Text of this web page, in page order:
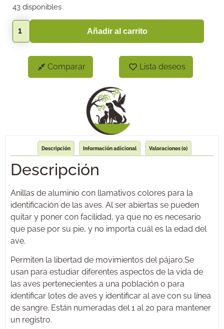
43 disponibles
Añadir al carrito
Comparar Lista deseos
Descripción Información adicional Valoraciones (0)
Descripción
Anillas de aluminio con llamativos colores para la
identificación de las aves. Al ser abiertas se pueden
quitar y poner con facilidad, ya que no es necesario
que pase por su pie, y no importa cuál es la edad del
ave.
Permiten la libertad de movimientos del pájaro.Se
usan para estudiar diferentes aspectos de la vida de
las aves pertenecientes a una población o para
identificar lotes de aves y identificar al ave con su línea
de sangre. Están numeradas del 1 al 20 para mantener
un registro.